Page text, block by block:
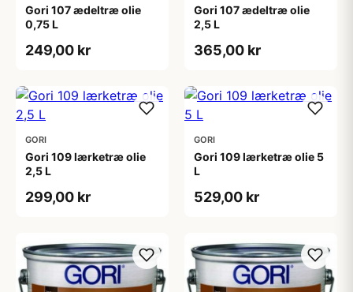
Gori 107 ædeltræ olie
0,75 L
249,00 kr
Gori 107 ædeltræ olie
2,5 L
365,00 kr
GORI
Gori 109 lærketræ olie
2,5 L
299,00 kr
GORI
Gori 109 lærketræ olie 5
L
529,00 kr